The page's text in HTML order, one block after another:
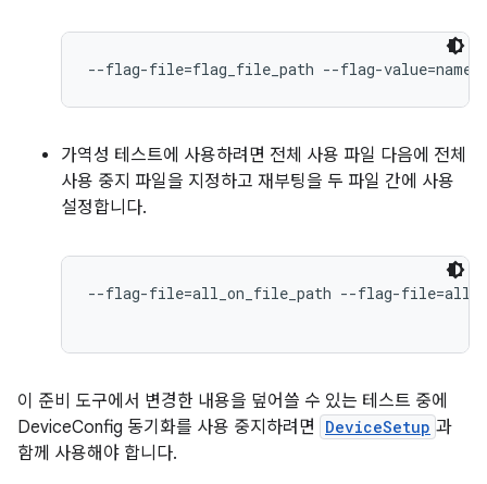
--flag-file=flag_file_path --flag-
가역성 테스트에 사용하려면 전체 사용 파일 다음에 전체
사용 중지 파일을 지정하고 재부팅을 두 파일 간에 사용
설정합니다.
--flag-file=all_on_file_path --flag-
이 준비 도구에서 변경한 내용을 덮어쓸 수 있는 테스트 중에
DeviceConfig 동기화를 사용 중지하려면
DeviceSetup 과
함께 사용해야 합니다.